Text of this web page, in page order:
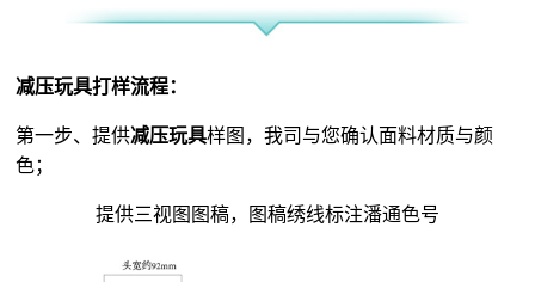
减压玩具打样流程：
第一步、提供减压玩具样图，我司与您确认面料材质与颜
色；
提供三视图图稿，图稿绣线标注潘通色号